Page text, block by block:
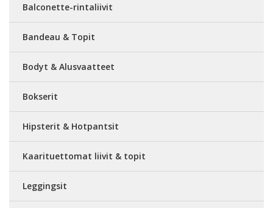
Balconette-rintaliivit
Bandeau & Topit
Bodyt & Alusvaatteet
Bokserit
Hipsterit & Hotpantsit
Kaarituettomat liivit & topit
Leggingsit